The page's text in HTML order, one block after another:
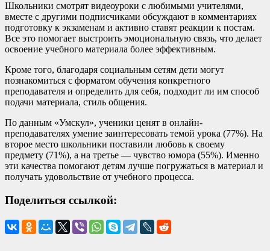
Школьники смотрят видеоуроки с любимыми учителями,
вместе с другими подписчиками обсуждают в комментариях
подготовку к экзаменам и активно ставят реакции к постам.
Все это помогает выстроить эмоциональную связь, что делает
освоение учебного материала более эффективным.
Кроме того, благодаря социальным сетям дети могут
познакомиться с форматом обучения конкретного
преподавателя и определить для себя, подходит ли им способ
подачи материала, стиль общения.
По данным «Умскул», ученики ценят в онлайн-
преподавателях умение заинтересовать темой урока (77%). На
второе место школьники поставили любовь к своему
предмету (71%), а на третье — чувство юмора (55%). Именно
эти качества помогают детям лучше погружаться в материал и
получать удовольствие от учебного процесса.
Поделиться ссылкой: